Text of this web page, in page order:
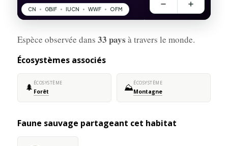
Espèce observée dans 33 pays à travers le monde.
Écosystèmes associés
🌲 ÉCOSYSTÈME
Forêt ⛰️ÉCOSYSTÈME
Montagne
Faune sauvage partageant cet habitat